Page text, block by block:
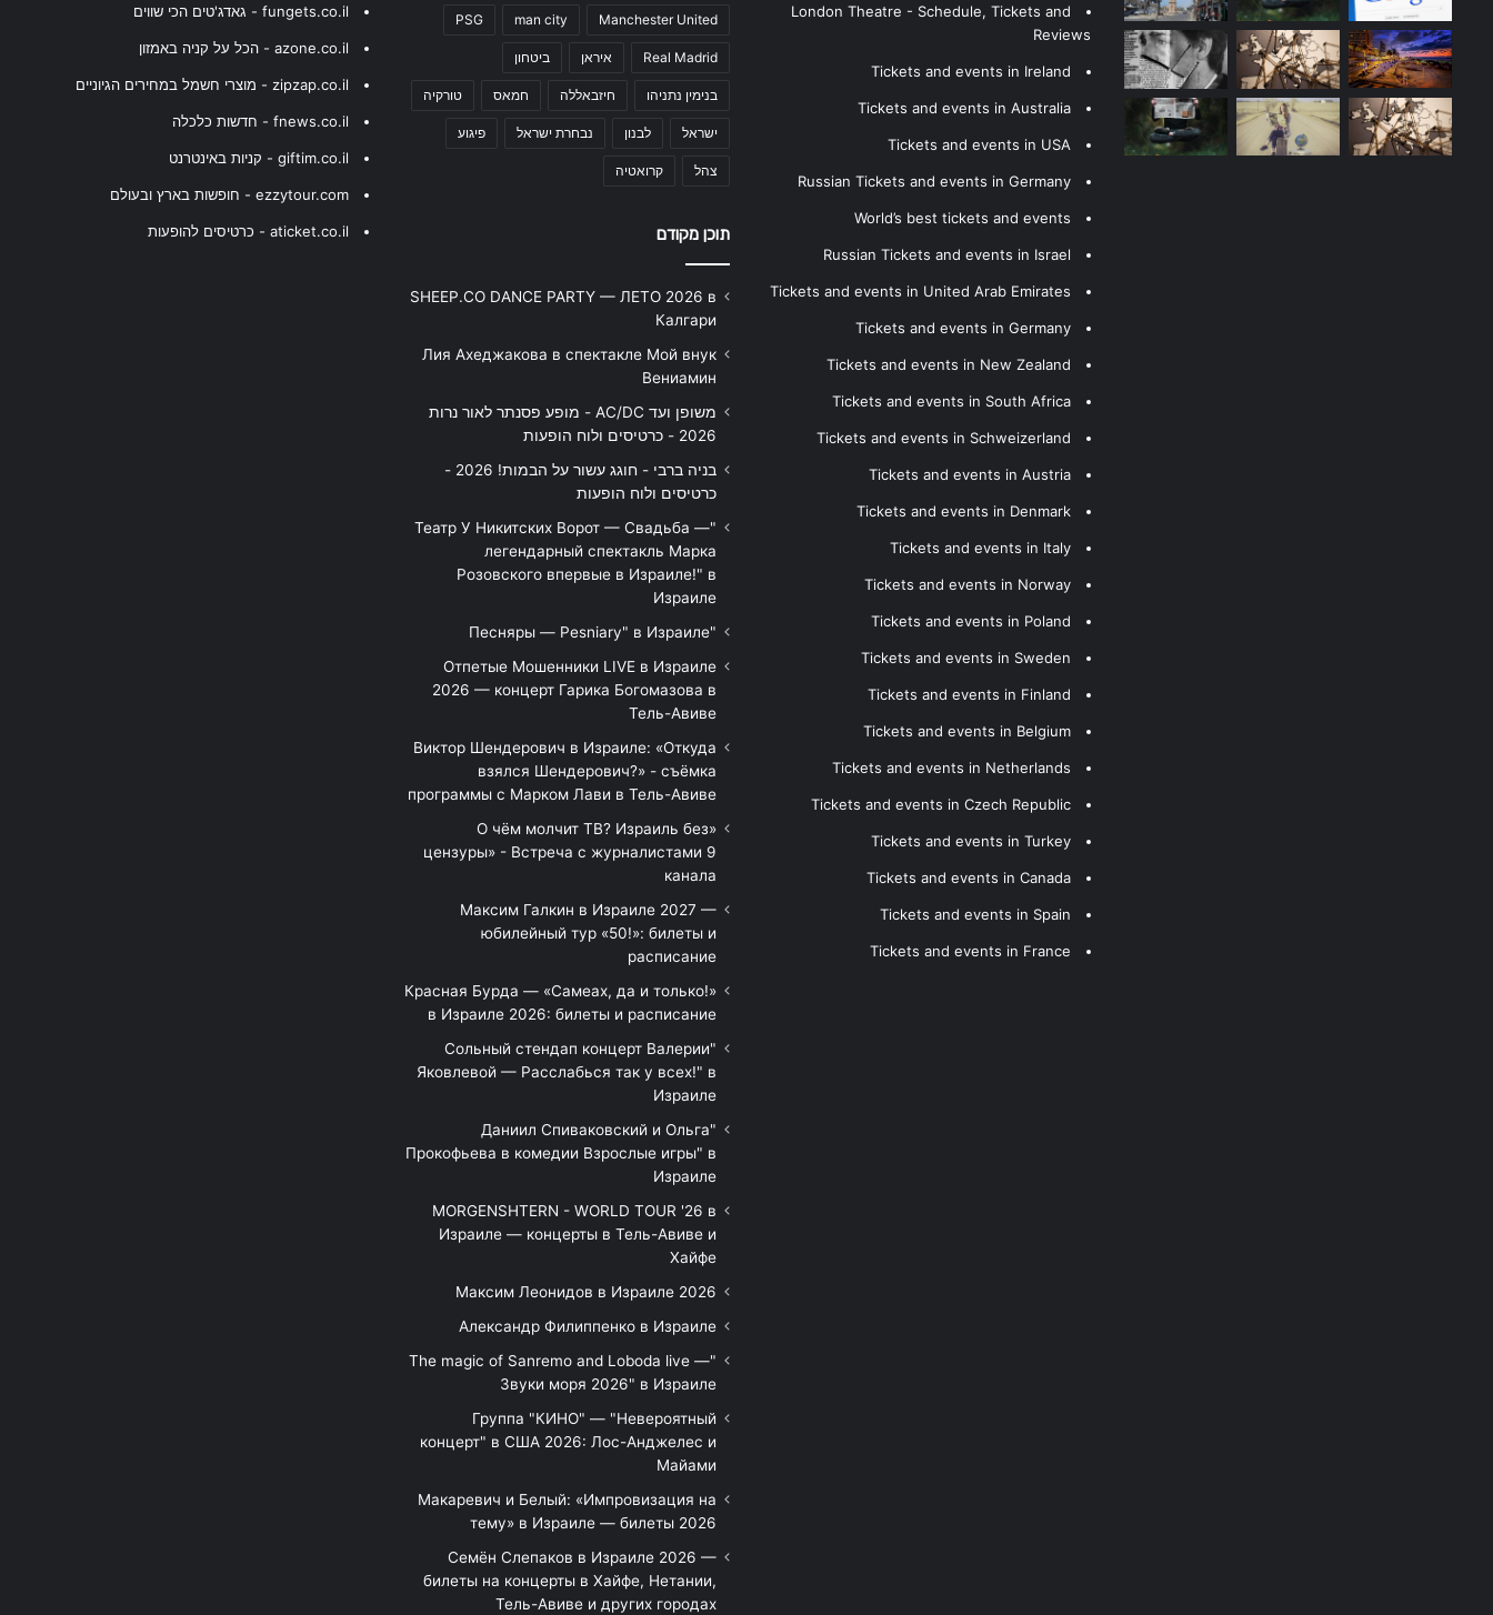
London Theatre - Schedule, Tickets and
Reviews
Tickets and events in Ireland
Tickets and events in Australia
Tickets and events in USA
Russian Tickets and events in Germany
World’s best tickets and events
Russian Tickets and events in Israel
Tickets and events in United Arab Emirates
Tickets and events in Germany
Tickets and events in New Zealand
Tickets and events in South Africa
Tickets and events in Schweizerland
Tickets and events in Austria
Tickets and events in Denmark
Tickets and events in Italy
Tickets and events in Norway
Tickets and events in Poland
Tickets and events in Sweden
Tickets and events in Finland
Tickets and events in Belgium
Tickets and events in Netherlands
Tickets and events in Czech Republic
Tickets and events in Turkey
Tickets and events in Canada
Tickets and events in Spain
Tickets and events in France
Manchester United
man city
PSG
Real Madrid איראן ביטחון
בנימין נתניהו חיזבאללה חמאס טורקיה
ישראל לבנון נבחרת ישראל פיגוע
צהל קרואטיה
תוכן מקודם
SHEEP.CO DANCE PARTY — ЛЕТО 2026 в
Калгари
Лия Ахеджакова в спектакле Мой внук
Вениамин
משופן ועד AC/DC - מופע פסנתר לאור נרות
2026 - כרטיסים ולוח הופעות
בניה ברבי - חוגג עשור על הבמות! 2026 -
כרטיסים ולוח הופעות
"Театр У Никитских Ворот — Свадьба —
легендарный спектакль Марка
Розовского впервые в Израиле!" в
Израиле
"Песняры — Pesniary" в Израиле
Отпетые Мошенники LIVE в Израиле
2026 — концерт Гарика Богомазова в
Тель-Авиве
Виктор Шендерович в Израиле: «Откуда
взялся Шендерович?» - съёмка
программы с Марком Лави в Тель-Авиве
«О чём молчит ТВ? Израиль без
цензуры» - Встреча с журналистами 9
канала
Максим Галкин в Израиле 2027 —
юбилейный тур «50!»: билеты и
расписание
Красная Бурда — «Самеах, да и только!»
в Израиле 2026: билеты и расписание
"Сольный стендап концерт Валерии
Яковлевой — Расслабься так у всех!" в
Израиле
"Даниил Спиваковский и Ольга
Прокофьева в комедии Взрослые игры" в
Израиле
MORGENSHTERN - WORLD TOUR '26 в
Израиле — концерты в Тель-Авиве и
Хайфе
Максим Леонидов в Израиле 2026
Александр Филиппенко в Израиле
"The magic of Sanremo and Loboda live —
Звуки моря 2026" в Израиле
Группа "КИНО" — "Невероятный
концерт" в США 2026: Лос-Анджелес и
Майами
Макаревич и Белый: «Импровизация на
тему» в Израиле — билеты 2026
Семён Слепаков в Израиле 2026 —
билеты на концерты в Хайфе, Нетании,
Тель-Авиве и других городах
fungets.co.il - גאדג'טים הכי שווים
azone.co.il - הכל על קניה באמזון
zipzap.co.il - מוצרי חשמל במחירים הגיוניים
fnews.co.il - חדשות כלכלה
giftim.co.il - קניות באינטרנט
ezzytour.com - חופשות בארץ ובעולם
aticket.co.il - כרטיסים להופעות